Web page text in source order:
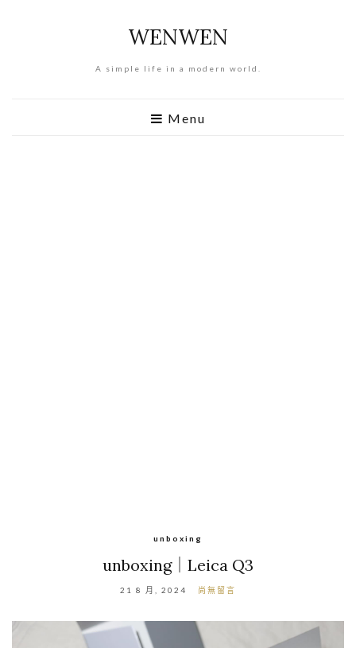
WENWEN
A simple life in a modern world.
Menu
unboxing
unboxing｜Leica Q3
21 8 月, 2024 尚無留言